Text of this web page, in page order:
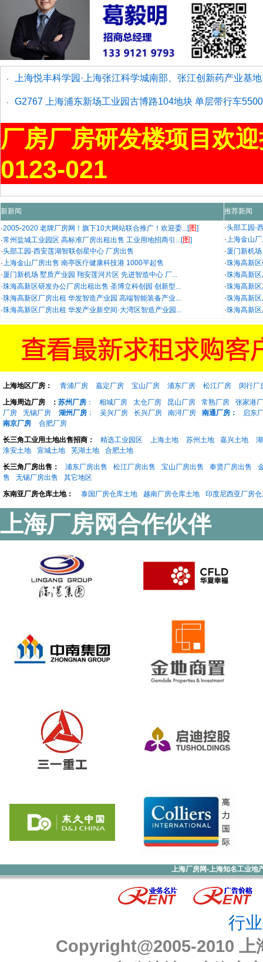
· 上海悦丰科学园·上海张江科学城南部、张江创新药产业基
· G2767 上海浦东新场工业园古博路104地块 单层带行车
厂房厂房研发楼项目欢
0123-021
新新闻 推荐新闻
·2005-2020 老牌厂房网！旗下10大网站联合推广！欢迎委...[图]
·常州盐城工业园区 高标准厂房出租出售 工业用地招商引...[图]
·头部工园-西安莲湖智联创星中心 厂房出售
·上海金山厂房出售 南亭医疗健康科技港 1000平起售
·厦门新机场 墅质产业园 翔安莲河片区 先进智造中心 厂...
·珠海高新区研发办公厂房出租出售 圣博立科创园 创新型...
·珠海高新区厂房出租 华发智造产业园 高端智能装备产业...
·珠海高新区厂房出租 华发产业新空间·大湾区智造产业园...
·头部工园-
·上海金山
·厦门新机
·珠海高新
·珠海高新
·珠海高新
·珠海高新
·珠海高新
上海地区厂房： 青浦厂房 嘉定厂房 宝山厂房 浦东厂房 松江厂房
闵行厂
上海周边厂房
： 苏州厂房 ： 相城厂房 太仓厂房 昆山厂房 常熟厂房
张家港
厂房
无锡厂房 湖州厂房 ： 吴兴厂房 长兴厂房 南浔厂房 南通厂房：
启东
南京厂房
合肥厂房
长三角工业用土地出售招商：
精选工业园区 上海土地 苏州土地 嘉兴土地
淮安土地
宣城土地 芜湖土地
合肥土地
长三角厂房出售：
浦东厂房出售 松江厂房出售 宝山厂房出售 奉贤厂房出售
售
无锡厂房出售
其它地区
东南亚厂房仓库土地：
泰国厂房仓库土地 越南厂房仓库土地 印度尼西亚厂房
上海厂房网合作伙伴
上海厂房网-上海知名工业地
行
Copyright@2005-2010 上